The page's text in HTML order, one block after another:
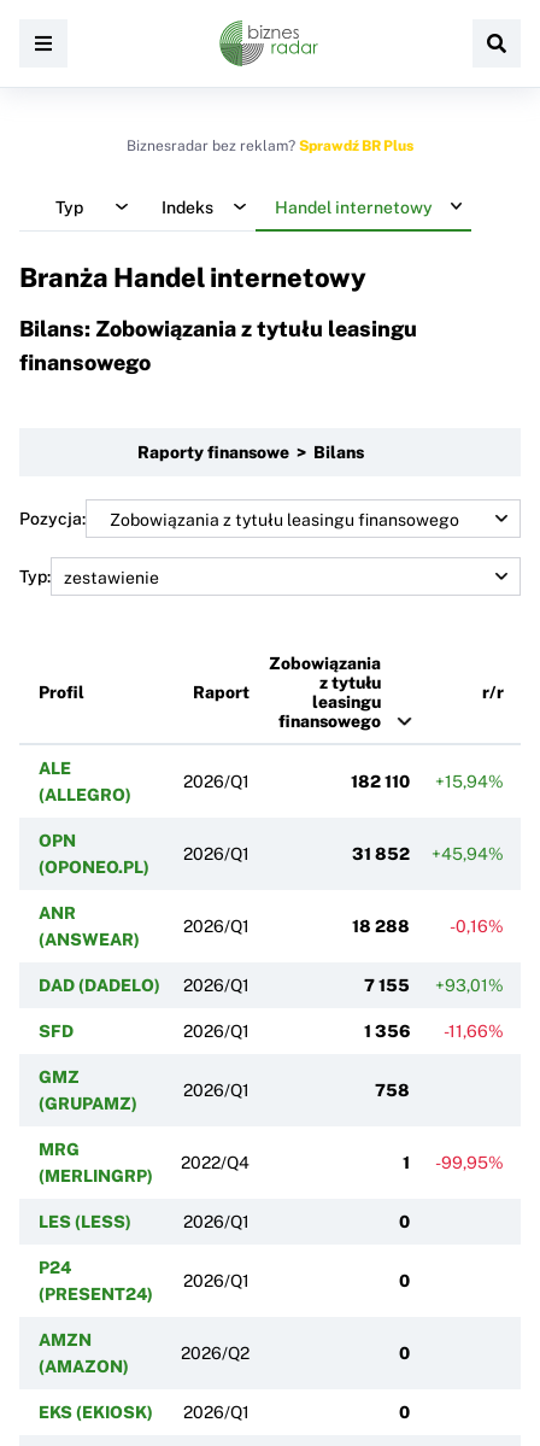
Biznesradar bez reklam? Sprawdź BR Plus
Typ Indeks Handel internetowy
Branża Handel internetowy
Bilans: Zobowiązania z tytułu leasingu
finansowego
Raporty finansowe > Bilans
Pozycja:
Typ:
Profil Raport
Zobowiązania
z tytułu
leasingu
finansowego
r/r
ALE
(ALLEGRO)
2026/Q1 182 110 +15,94%
OPN
(OPONEO.PL)
2026/Q1 31 852 +45,94%
ANR
(ANSWEAR)
2026/Q1 18 288 -0,16%
DAD (DADELO) 2026/Q1 7 155 +93,01%
SFD 2026/Q1 1 356 -11,66%
GMZ
(GRUPAMZ)
2026/Q1 758
MRG
(MERLINGRP)
2022/Q4 1 -99,95%
LES (LESS) 2026/Q1 0
P24
(PRESENT24)
2026/Q1 0
AMZN
(AMAZON)
2026/Q2 0
EKS (EKIOSK) 2026/Q1 0